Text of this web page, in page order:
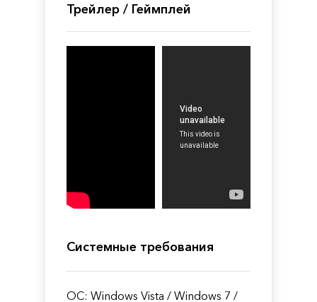
Трейлер / Геймплей
Системные требования
ОС: Windows Vista / Windows 7 /